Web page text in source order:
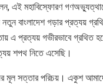
এই মহাবিস্ফোরণ
বাংলাদেশ গড়ার প্রত্যয়
এ প্রত্যয় গভীরভাবে
শপথ নিতে এসেছি।
মূল সত্তার পরিচয়। একুশ